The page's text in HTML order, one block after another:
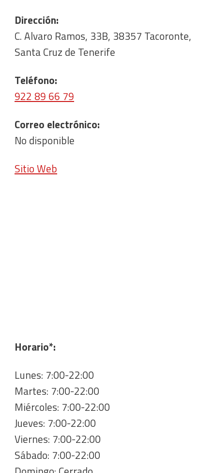
Dirección:
C. Alvaro Ramos, 33B, 38357 Tacoronte,
Santa Cruz de Tenerife
Teléfono:
922 89 66 79
Correo electrónico:
No disponible
Sitio Web
Horario*:
Lunes: 7:00-22:00
Martes: 7:00-22:00
Miércoles: 7:00-22:00
Jueves: 7:00-22:00
Viernes: 7:00-22:00
Sábado: 7:00-22:00